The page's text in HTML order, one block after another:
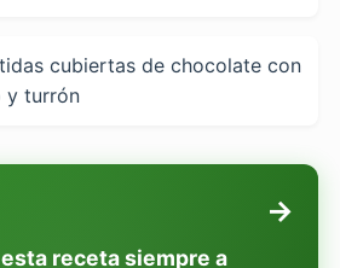
cubiertas de chocolate con
y turrón
receta siempre a
→